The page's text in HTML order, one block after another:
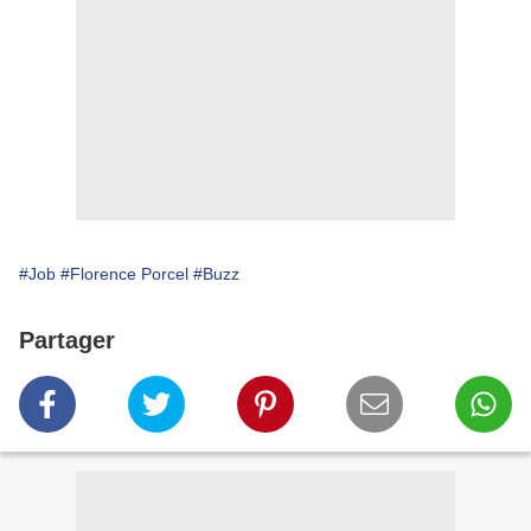
#Job #Florence Porcel #Buzz
Partager